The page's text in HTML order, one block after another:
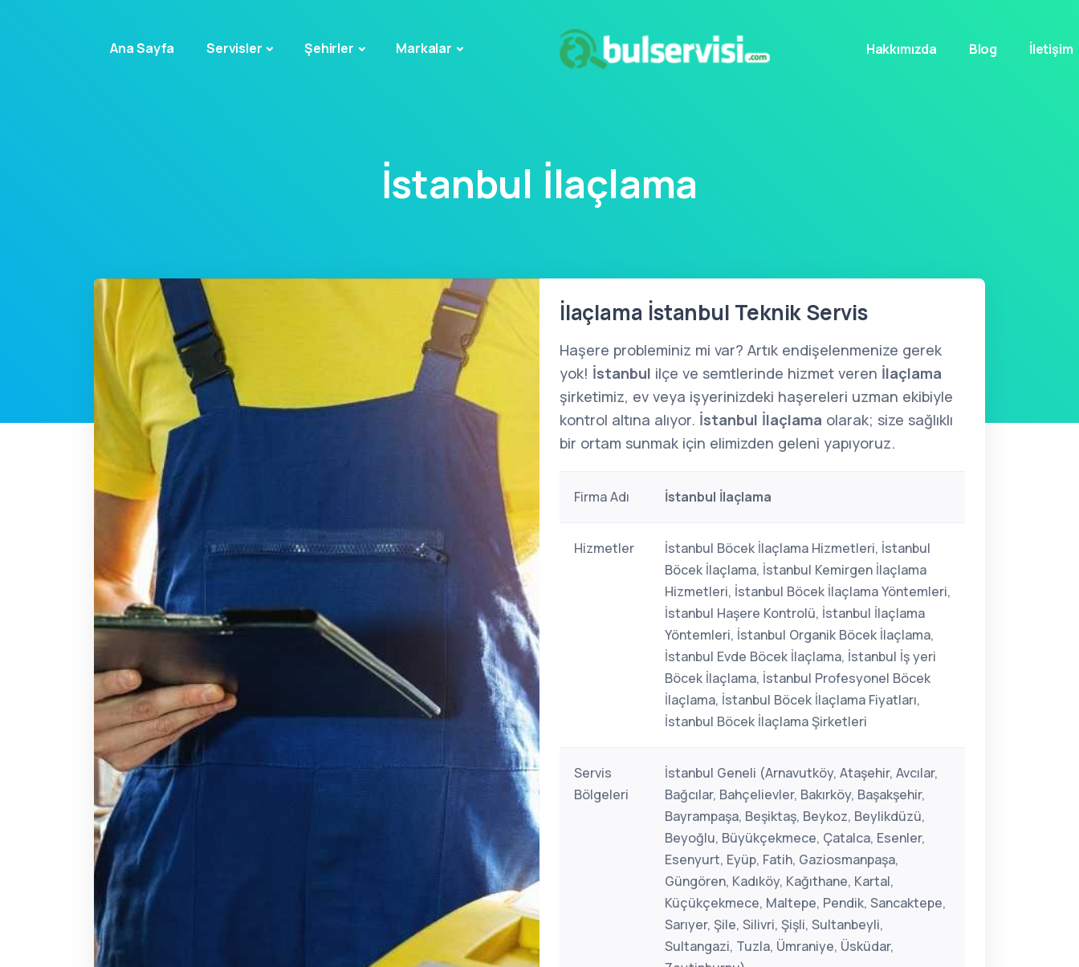
Ana Sayfa Servisler Şehirler Markalar Hakkımızda Blog İletişim
İstanbul İlaçlama
İlaçlama İstanbul Teknik Servis
Haşere probleminiz mi var? Artık endişelenmenize gerek
yok! İstanbul ilçe ve semtlerinde hizmet veren İlaçlama
şirketimiz, ev veya işyerinizdeki haşereleri uzman ekibiyle
kontrol altına alıyor. İstanbul İlaçlama olarak; size sağlıklı
bir ortam sunmak için elimizden geleni yapıyoruz.
Firma Adı İstanbul İlaçlama
Hizmetler
İstanbul Böcek İlaçlama Hizmetleri, İstanbul
Böcek İlaçlama, İstanbul Kemirgen İlaçlama
Hizmetleri, İstanbul Böcek İlaçlama Yöntemleri,
İstanbul Haşere Kontrolü, İstanbul İlaçlama
Yöntemleri, İstanbul Organik Böcek İlaçlama,
İstanbul Evde Böcek İlaçlama, İstanbul İş yeri
Böcek İlaçlama, İstanbul Profesyonel Böcek
İlaçlama, İstanbul Böcek İlaçlama Fiyatları,
İstanbul Böcek İlaçlama Şirketleri
Servis
Bölgeleri
İstanbul Geneli (Arnavutköy, Ataşehir, Avcılar,
Bağcılar, Bahçelievler, Bakırköy, Başakşehir,
Bayrampaşa, Beşiktaş, Beykoz, Beylikdüzü,
Beyoğlu, Büyükçekmece, Çatalca, Esenler,
Esenyurt, Eyüp, Fatih, Gaziosmanpaşa,
Güngören, Kadıköy, Kağıthane, Kartal,
Küçükçekmece, Maltepe, Pendik, Sancaktepe,
Sarıyer, Şile, Silivri, Şişli, Sultanbeyli,
Sultangazi, Tuzla, Ümraniye, Üsküdar,